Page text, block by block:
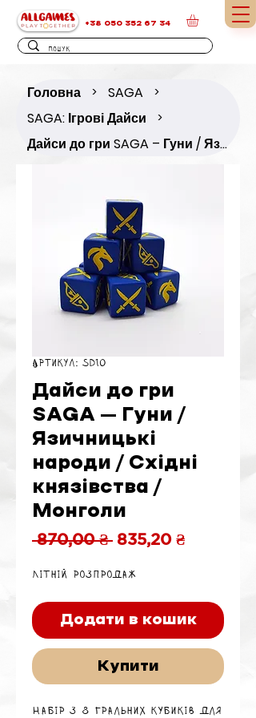
+38 050 352 67 34
Головна > SAGA >
SAGA: Ігрові Дайси >
Дайси до гри SAGA – Гуни / Язичницькі народи / Східні князівства / Монголи
Артикул: SD10
Дайси до гри
SAGA – Гуни /
Язичницькі
народи / Східні
князівства /
Монголи
870,00 ₴ Звичайна
835,20 ₴За
Літній розпродаж
Додати в кошик
Купити
Набір з 8 гральних кубиків для